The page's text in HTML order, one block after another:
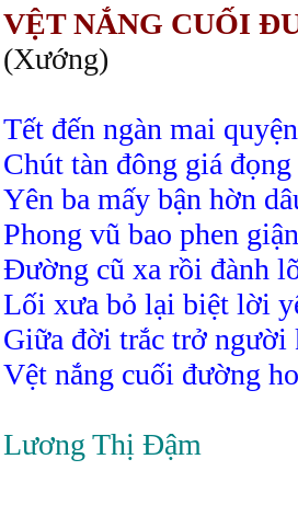
VỆT NẮNG CUỐI
(Xướng)
Tết đến ngàn mai
Chút tàn đông giá
Yên ba mấy bận hờn
Phong vũ bao phen
Đường cũ xa rồi đành
Lối xưa bỏ lại biệt lời
Giữa đời trắc trở người
Vệt nắng cuối đường
Lương Thị Đậm